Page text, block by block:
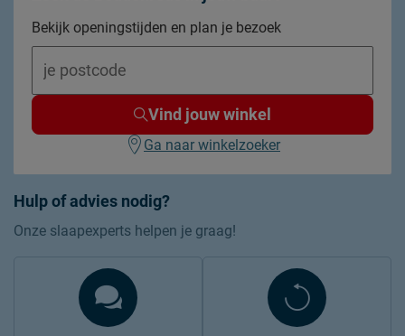
Hulp of advies nodig?
Onze slaapexperts helpen je graag!
Bekijk openingstijden en plan je bezoek
Vind jouw winkel
Ga naar winkelzoeker